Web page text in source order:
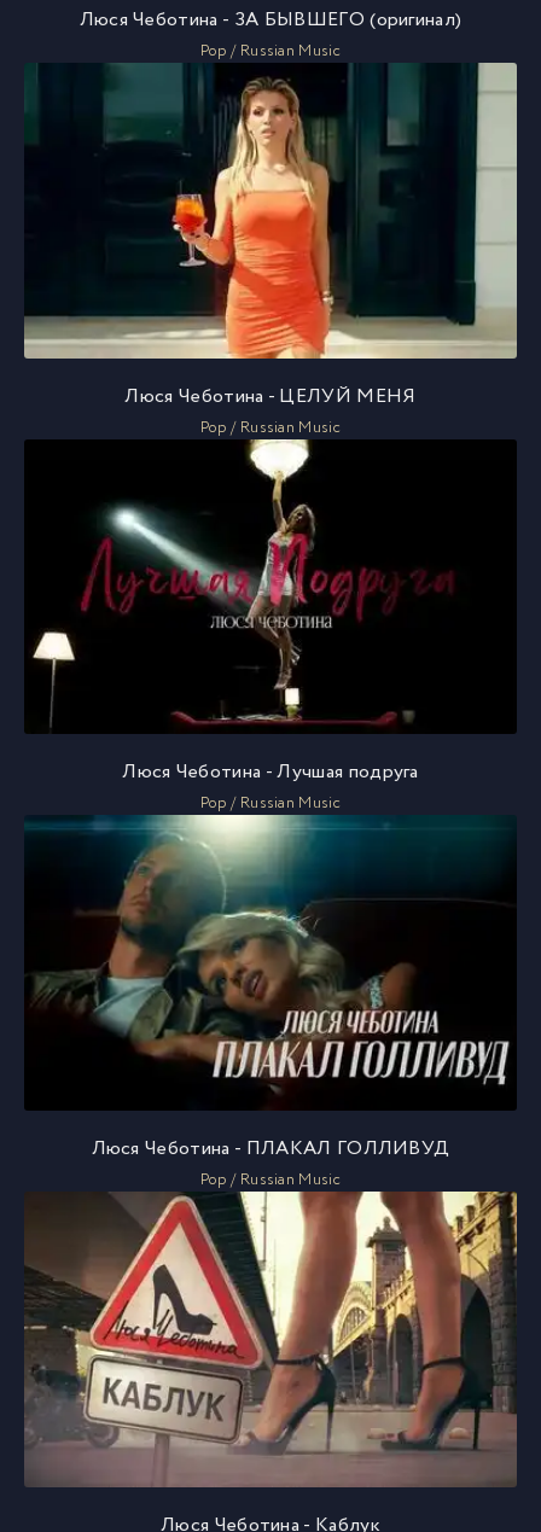
Люся Чеботина - ЗА БЫВШЕГО (оригинал)
Pop / Russian Music
Люся Чеботина - ЦЕЛУЙ МЕНЯ
Pop / Russian Music
Люся Чеботина - Лучшая подруга
Pop / Russian Music
Люся Чеботина - ПЛАКАЛ ГОЛЛИВУД
Pop / Russian Music
Люся Чеботина - Каблук